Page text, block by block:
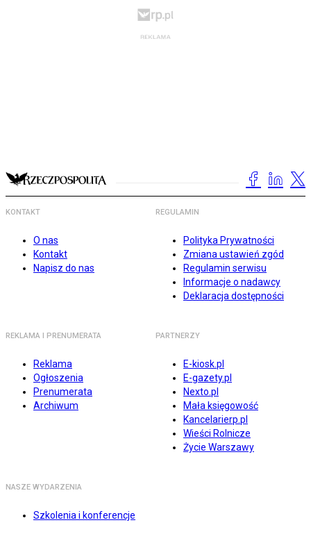
KONTAKT
O nas
Kontakt
Napisz do nas
REGULAMIN
Polityka Prywatności
Zmiana ustawień zgód
Regulamin serwisu
Informacje o nadawcy
Deklaracja dostępności
REKLAMA I PRENUMERATA
Reklama
Ogłoszenia
Prenumerata
Archiwum
PARTNERZY
E-kiosk.pl
E-gazety.pl
Nexto.pl
Mała księgowość
Kancelarierp.pl
Wieści Rolnicze
Życie Warszawy
NASZE WYDARZENIA
Szkolenia i konferencje